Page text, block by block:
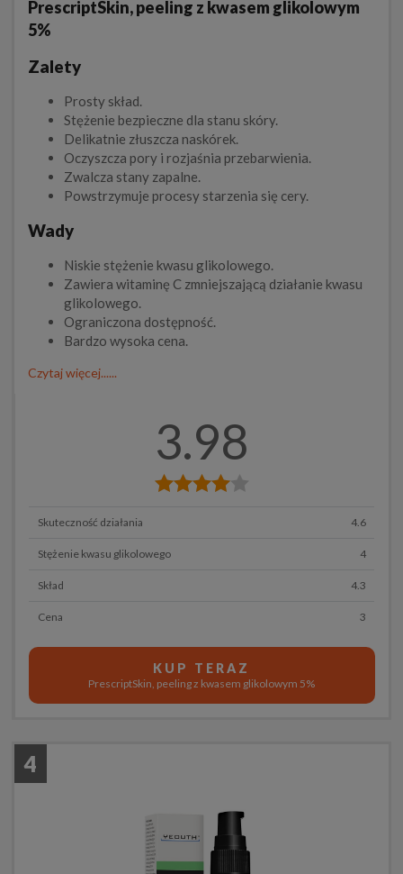
PrescriptSkin, peeling z kwasem glikolowym
5%
Zalety
Prosty skład.
Stężenie bezpieczne dla stanu skóry.
Delikatnie złuszcza naskórek.
Oczyszcza pory i rozjaśnia przebarwienia.
Zwalcza stany zapalne.
Powstrzymuje procesy starzenia się cery.
Wady
Niskie stężenie kwasu glikolowego.
Zawiera witaminę C zmniejszającą działanie kwasu
glikolowego.
Ograniczona dostępność.
Bardzo wysoka cena.
Czytaj więcej......
3.98
Skuteczność działania 4.6
Stężenie kwasu glikolowego 4
Skład 4.3
Cena 3
KUP TERAZ
PrescriptSkin, peeling z kwasem glikolowym 5%
4